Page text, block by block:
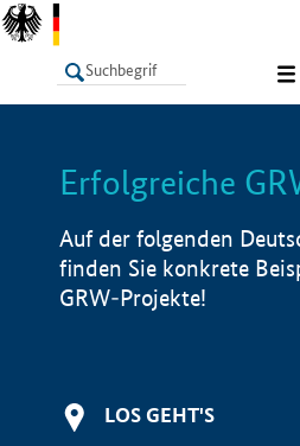
LISTE
Erfolgreiche
Auf der folgenden
finden Sie konkrete
GRW-Projekte!
LOS GEHT'S